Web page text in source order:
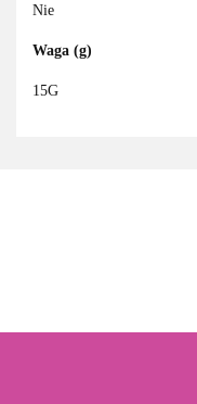
Nie
Waga (g)
15G